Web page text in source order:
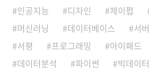
인공지능
디자인 제이펍
머신러닝
데이터베이스 서버
서평
프로그래밍 아이패드
데이터분석
파이썬 빅데이터